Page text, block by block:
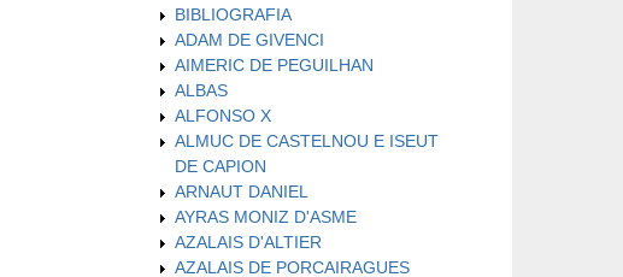
BIBLIOGRAFIA
ADAM DE GIVENCI
AIMERIC DE PEGUILHAN
ALBAS
ALFONSO X
ALMUC DE CASTELNOU E ISEUT
DE CAPION
ARNAUT DANIEL
AYRAS MONIZ D'ASME
AZALAIS D'ALTIER
AZALAIS DE PORCAIRAGUES